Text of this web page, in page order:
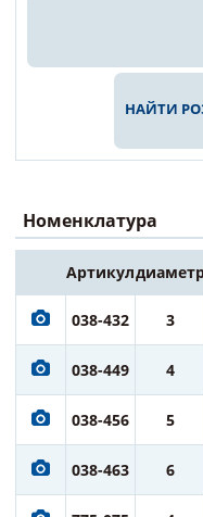
НАЙТИ
Номенклатура
Артикул
038-432 3
038-449 4
038-456 5
038-463 6